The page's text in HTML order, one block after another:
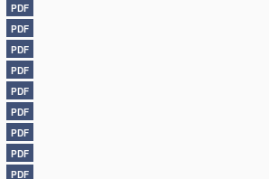
PDF
PDF
PDF
PDF
PDF
PDF
PDF
PDF
PDF